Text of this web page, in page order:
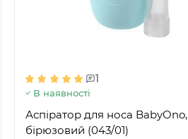
1
В наявності
Аспіратор для носа BabyOno,
бірюзовий (043/01)